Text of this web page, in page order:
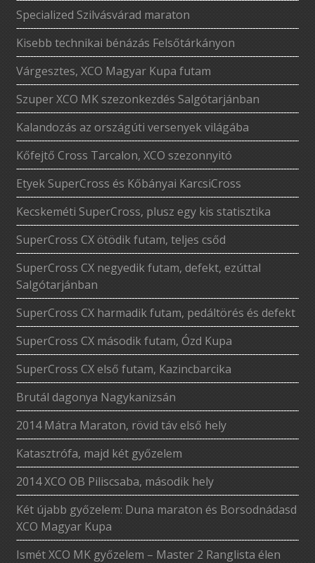
Specialized Szilvásvárad maraton
Kisebb technikai bénázás Felsőtárkányon
Várgesztes, XCO Magyar Kupa futam
Szuper XCO MK szezonkezdés Salgótarjánban
Kalandozás az országúti versenyek világába
Kőfejtő Cross Tarcalon, XCO szezonnyitó
Etyek SuperCross és Kőbányai KarcsiCross
Kecskeméti SuperCross, plusz egy kis statisztika
SuperCross CX ötödik futam, teljes csőd
SuperCross CX negyedik futam, defekt, ezúttal
Salgótarjánban
SuperCross CX harmadik futam, pedáltörés és defekt
SuperCross CX második futam, Ózd Kupa
SuperCross CX első futam, Kazincbarcika
Brutál dagonya Nagykanizsán
2014 Mátra Maraton, rövid táv első hely
Katasztrófa, majd két győzelem
2014 XCO OB Piliscsaba, második hely
Két újabb győzelem: Duna maraton és Borsodnádasd
XCO Magyar Kupa
Ismét XCO MK győzelem – Master 2 Ranglista élen